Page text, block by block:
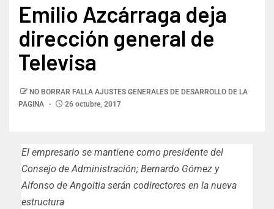
Emilio Azcárraga deja
dirección general de
Televisa
NO BORRAR FALLA AJUSTES GENERALES DE DESARROLLO DE LA
PAGINA
26 octubre, 2017
El empresario se mantiene como presidente del
Consejo de Administración; Bernardo Gómez y
Alfonso de Angoitia serán codirectores en la nueva
estructura